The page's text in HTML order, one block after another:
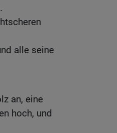
alle seine
an, eine
hoch, und